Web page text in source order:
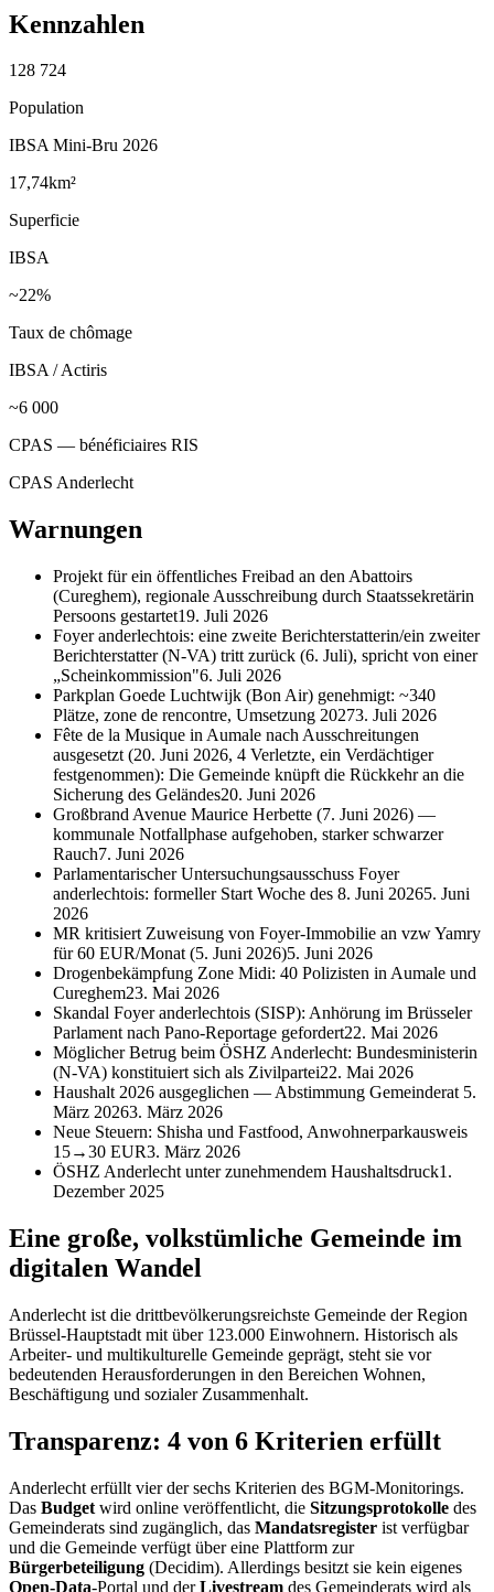
Kennzahlen
128 724
Population
IBSA Mini-Bru 2026
17,74km²
Superficie
IBSA
~22%
Taux de chômage
IBSA / Actiris
~6 000
CPAS — bénéficiaires RIS
CPAS Anderlecht
Warnungen
Projekt für ein öffentliches Freibad an den Abattoirs
(Cureghem), regionale Ausschreibung durch Staatssekretärin
Persoons gestartet19. Juli 2026
Foyer anderlechtois: eine zweite Berichterstatterin/ein zweiter
Berichterstatter (N-VA) tritt zurück (6. Juli), spricht von einer
„Scheinkommission"6. Juli 2026
Parkplan Goede Luchtwijk (Bon Air) genehmigt: ~340
Plätze, zone de rencontre, Umsetzung 20273. Juli 2026
Fête de la Musique in Aumale nach Ausschreitungen
ausgesetzt (20. Juni 2026, 4 Verletzte, ein Verdächtiger
festgenommen): Die Gemeinde knüpft die Rückkehr an die
Sicherung des Geländes20. Juni 2026
Großbrand Avenue Maurice Herbette (7. Juni 2026) —
kommunale Notfallphase aufgehoben, starker schwarzer
Rauch7. Juni 2026
Parlamentarischer Untersuchungsausschuss Foyer
anderlechtois: formeller Start Woche des 8. Juni 20265. Juni
2026
MR kritisiert Zuweisung von Foyer-Immobilie an vzw Yamry
für 60 EUR/Monat (5. Juni 2026)5. Juni 2026
Drogenbekämpfung Zone Midi: 40 Polizisten in Aumale und
Cureghem23. Mai 2026
Skandal Foyer anderlechtois (SISP): Anhörung im Brüsseler
Parlament nach Pano-Reportage gefordert22. Mai 2026
Möglicher Betrug beim ÖSHZ Anderlecht: Bundesministerin
(N-VA) konstituiert sich als Zivilpartei22. Mai 2026
Haushalt 2026 ausgeglichen — Abstimmung Gemeinderat 5.
März 20263. März 2026
Neue Steuern: Shisha und Fastfood, Anwohnerparkausweis
15→30 EUR3. März 2026
ÖSHZ Anderlecht unter zunehmendem Haushaltsdruck1.
Dezember 2025
Eine große, volkstümliche Gemeinde im
digitalen Wandel
Anderlecht ist die drittbevölkerungsreichste Gemeinde der Region
Brüssel-Hauptstadt mit über 123.000 Einwohnern. Historisch als
Arbeiter- und multikulturelle Gemeinde geprägt, steht sie vor
bedeutenden Herausforderungen in den Bereichen Wohnen,
Beschäftigung und sozialer Zusammenhalt.
Transparenz: 4 von 6 Kriterien erfüllt
Anderlecht erfüllt vier der sechs Kriterien des BGM-Monitorings.
Das Budget wird online veröffentlicht, die Sitzungsprotokolle des
Gemeinderats sind zugänglich, das Mandatsregister ist verfügbar
und die Gemeinde verfügt über eine Plattform zur
Bürgerbeteiligung (Decidim). Allerdings besitzt sie kein eigenes
Open-Data-Portal und derLivestream des Gemeinderats wird als